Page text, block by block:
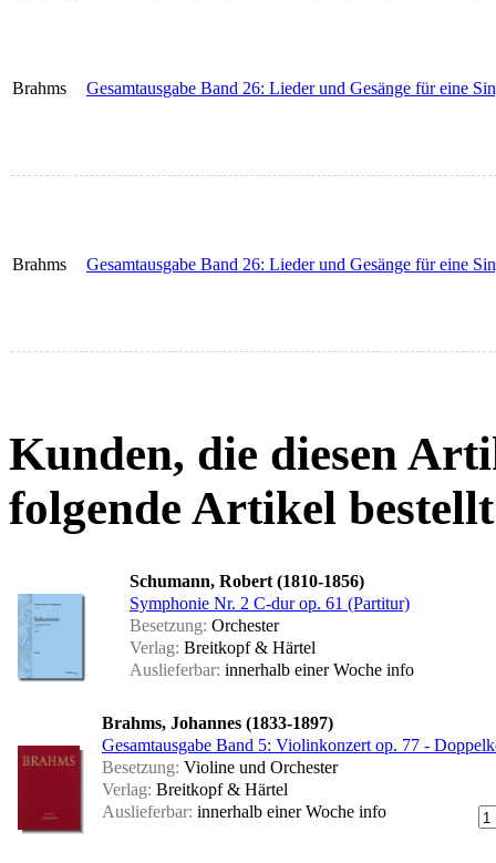
Brahms Gesamtausgabe Band 26: Lieder und Gesänge für eine
Brahms Gesamtausgabe Band 26: Lieder und Gesänge für eine
Kunden, die diesen
folgende Artikel
Schumann, Robert (1810-1856)
Symphonie Nr. 2 C-dur op. 61 (Partitur)
Besetzung: Orchester
Verlag: Breitkopf & Härtel
Auslieferbar: innerhalb einer Woche info
Brahms, Johannes (1833-1897)
Gesamtausgabe Band 5: Violinkonzert op. 77 -
Besetzung: Violine und Orchester
Verlag: Breitkopf & Härtel
Auslieferbar: innerhalb einer Woche info